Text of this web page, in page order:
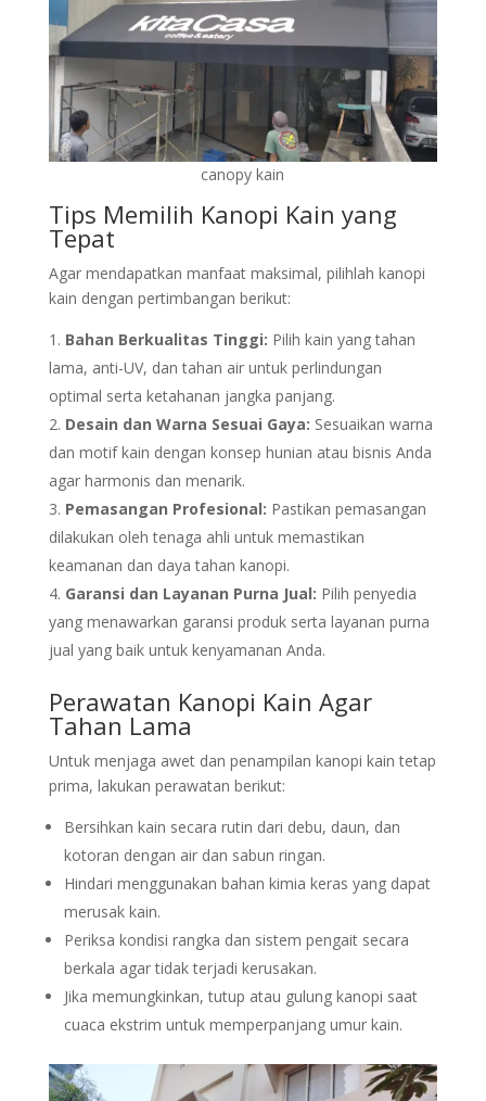
canopy kain
Tips Memilih Kanopi Kain yang
Tepat
Agar mendapatkan manfaat maksimal, pilihlah kanopi
kain dengan pertimbangan berikut:
Bahan Berkualitas Tinggi: Pilih kain yang tahan
lama, anti-UV, dan tahan air untuk perlindungan
optimal serta ketahanan jangka panjang.
Desain dan Warna Sesuai Gaya: Sesuaikan warna
dan motif kain dengan konsep hunian atau bisnis Anda
agar harmonis dan menarik.
Pemasangan Profesional: Pastikan pemasangan
dilakukan oleh tenaga ahli untuk memastikan
keamanan dan daya tahan kanopi.
Garansi dan Layanan Purna Jual: Pilih penyedia
yang menawarkan garansi produk serta layanan purna
jual yang baik untuk kenyamanan Anda.
Perawatan Kanopi Kain Agar
Tahan Lama
Untuk menjaga awet dan penampilan kanopi kain tetap
prima, lakukan perawatan berikut:
Bersihkan kain secara rutin dari debu, daun, dan
kotoran dengan air dan sabun ringan.
Hindari menggunakan bahan kimia keras yang dapat
merusak kain.
Periksa kondisi rangka dan sistem pengait secara
berkala agar tidak terjadi kerusakan.
Jika memungkinkan, tutup atau gulung kanopi saat
cuaca ekstrim untuk memperpanjang umur kain.